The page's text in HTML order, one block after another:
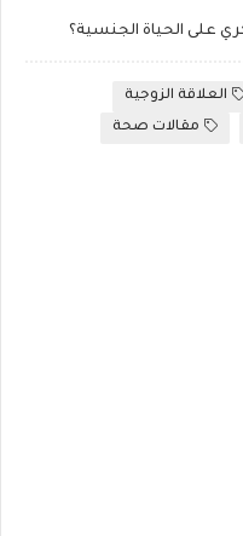
على الحياة الجنسية؟
العلاقة الزوجية
مقالات صحة